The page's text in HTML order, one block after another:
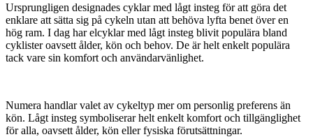
Ursprungligen designades cyklar med lågt insteg för att göra det
enklare att sätta sig på cykeln utan att behöva lyfta benet över en
hög ram. I dag har elcyklar med lågt insteg blivit populära bland
cyklister oavsett ålder, kön och behov. De är helt enkelt populära
tack vare sin komfort och användarvänlighet.
Numera handlar valet av cykeltyp mer om personlig preferens än
kön. Lågt insteg symboliserar helt enkelt komfort och tillgänglighet
för alla, oavsett ålder, kön eller fysiska förutsättningar.